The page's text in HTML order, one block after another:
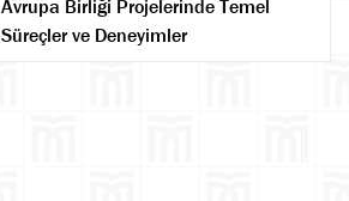
Avrupa Birliği Projelerinde Temel
Süreçler ve Deneyimler